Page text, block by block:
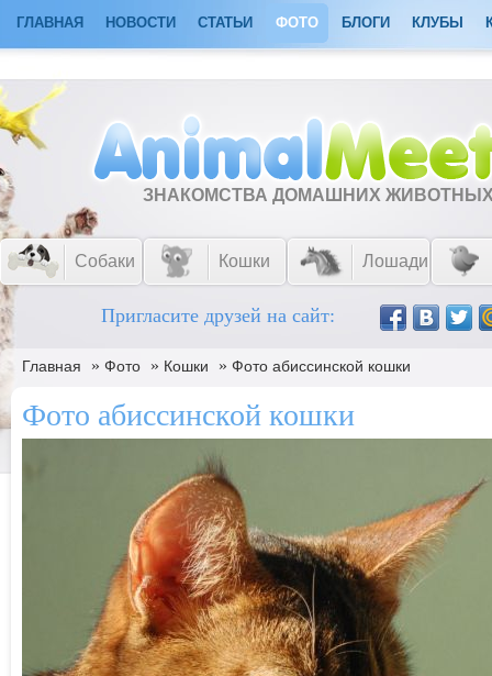
ГЛАВНАЯ НОВОСТИ СТАТЬИ ФОТО БЛОГИ КЛУБЫ
ЗНАКОМСТВА ДОМАШНИХ
Собаки Кошки Лошади
Пригласите друзей на сайт:
Главная » Фото » Кошки » Фото абиссинской кошки
Фото абиссинской кошки